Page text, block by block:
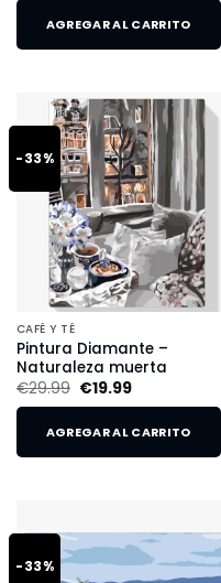
AGREGAR AL CARRITO
-33%
CAFÉ Y TÉ
Pintura Diamante –
Naturaleza muerta
€29.99 €19.99
AGREGAR AL CARRITO
-33%